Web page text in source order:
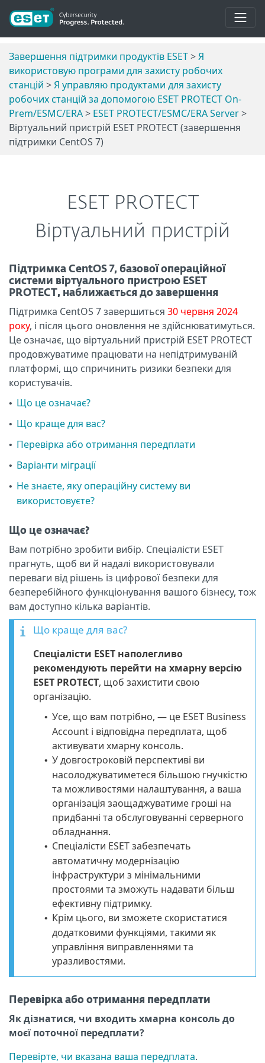
Завершення підтримки продуктів ESET>Я
використовую програми для захисту робочих
станцій >Я управляю продуктами для захисту
робочих станцій за допомогою ESET PROTECT On-
Prem/ESMC/ERA> ESET PROTECT/ESMC/ERA Server>
Віртуальний пристрій ESET PROTECT (завершення
підтримки CentOS 7)
ESET PROTECT
Віртуальний пристрій
Підтримка CentOS 7, базової операційної
системи віртуального пристрою ESET
PROTECT, наближається до завершення
Підтримка CentOS 7 завершиться 30 червня 2024
року, і після цього оновлення не здійснюватимуться.
Це означає, що віртуальний пристрій ESET PROTECT
продовжуватиме працювати на непідтримуваній
платформі, що спричинить ризики безпеки для
користувачів.
• Що це означає?
• Що краще для вас?
• Перевірка або отримання передплати
• Варіанти міграції
• Не знаєте, яку операційну систему ви
використовуєте?
Що це означає?
Вам потрібно зробити вибір. Спеціалісти ESET
прагнуть, щоб ви й надалі використовували
переваги від рішень із цифрової безпеки для
безперебійного функціонування вашого бізнесу, тож
вам доступно кілька варіантів.
Що краще для вас?
Спеціалісти ESET наполегливо
рекомендують перейти на хмарну версію
ESET PROTECT, щоб захистити свою
організацію.
• Усе, що вам потрібно, — це ESET Business
Account і відповідна передплата, щоб
активувати хмарну консоль.
• У довгостроковій перспективі ви
насолоджуватиметеся більшою гнучкістю
та можливостями налаштування, а ваша
організація заощаджуватиме гроші на
придбанні та обслуговуванні серверного
обладнання.
• Спеціалісти ESET забезпечать
автоматичну модернізацію
інфраструктури з мінімальними
простоями та зможуть надавати більш
ефективну підтримку.
• Крім цього, ви зможете скористатися
додатковими функціями, такими як
управління виправленнями та
уразливостями.
Перевірка або отримання передплати
Як дізнатися, чи входить хмарна консоль до
моєї поточної передплати?
Перевірте, чи вказана ваша передплата.